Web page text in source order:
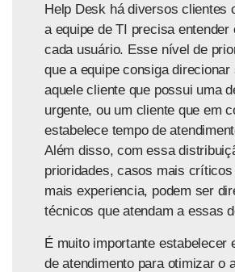
Help Desk há diversos clientes
a equipe de TI precisa
cada usuário. Esse nível de
que a equipe consiga
aquele cliente que possui uma
urgente, ou um cliente que em
estabelece tempo de
Além disso, com essa
prioridades, casos mais críticos
mais experiencia, podem ser
técnicos que atendam a essas
É muito importante estabelecer
de atendimento para otimizar o